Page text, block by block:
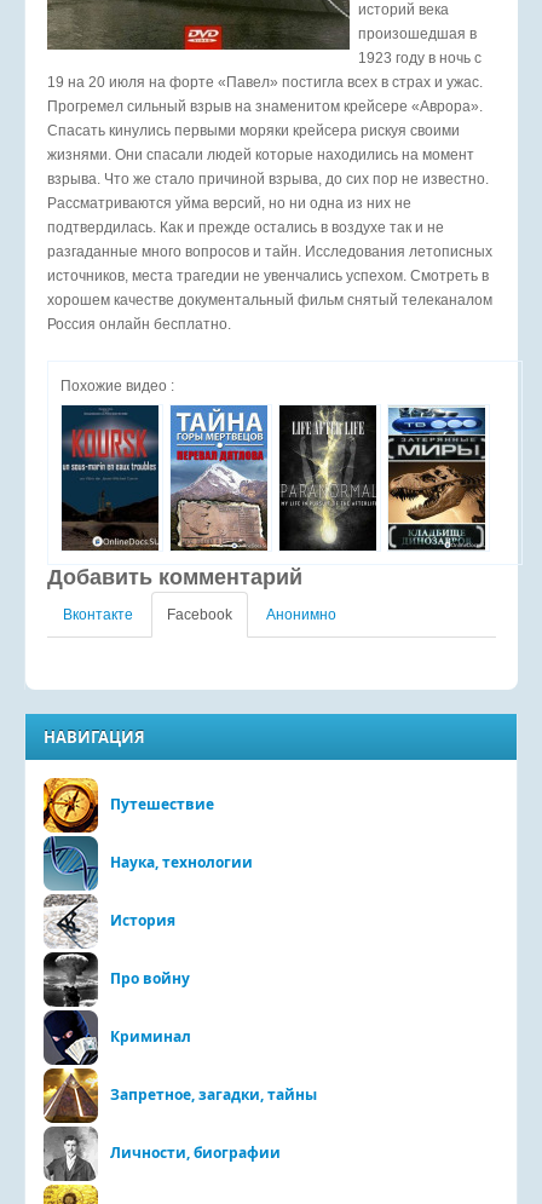
историй века
произошедшая в
1923 году в ночь с
19 на 20 июля на форте «Павел» постигла всех в страх и ужас.
Прогремел сильный взрыв на знаменитом крейсере «Аврора».
Спасать кинулись первыми моряки крейсера рискуя своими
жизнями. Они спасали людей которые находились на момент
взрыва. Что же стало причиной взрыва, до сих пор не известно.
Рассматриваются уйма версий, но ни одна из них не
подтвердилась. Как и прежде остались в воздухе так и не
разгаданные много вопросов и тайн. Исследования летописных
источников, места трагедии не увенчались успехом. Смотреть в
хорошем качестве документальный фильм снятый телеканалом
Россия онлайн бесплатно.
Похожие видео :
Добавить комментарий
Вконтакте Facebook Анонимно
НАВИГАЦИЯ
Путешествие
Наука, технологии
История
Про войну
Криминал
Запретное, загадки, тайны
Личности, биографии